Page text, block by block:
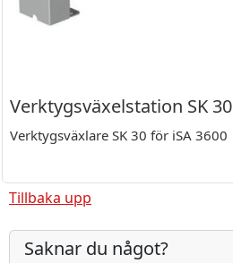
Verktygsväxelstation SK 30
Verktygsväxlare SK 30 för iSA 3600
Tillbaka upp
Saknar du något?